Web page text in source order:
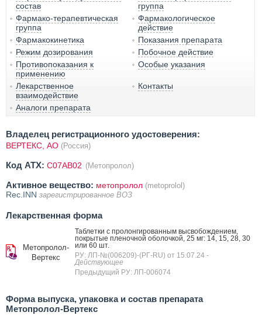
состав
группа
Фармако-терапевтическая
группа
Фармакологическое
действие
Фармакокинетика
Показания препарата
Режим дозирования
Побочное действие
Противопоказания к
применению
Особые указания
Лекарственное
взаимодействие
Контакты
Аналоги препарата
Владелец регистрационного удостоверения:
ВЕРТЕКС, АО (Россия)
Код ATX: C07AB02 (Метопролол)
Активное вещество: метопролол (metoprolol)
Rec.INN зарегистрированное ВОЗ
Лекарственная форма
Метопролол-
Вертекс
Таблетки с пролонгированным высвобождением,
покрытые пленочной оболочкой, 25 мг: 14, 15, 28, 30
или 60 шт.
РУ: ЛП-№(006209)-(РГ-RU) от 15.07.24 -
Действующее
Предыдущий РУ: ЛП-006074
Форма выпуска, упаковка и состав препарата
Метопролол-Вертекс